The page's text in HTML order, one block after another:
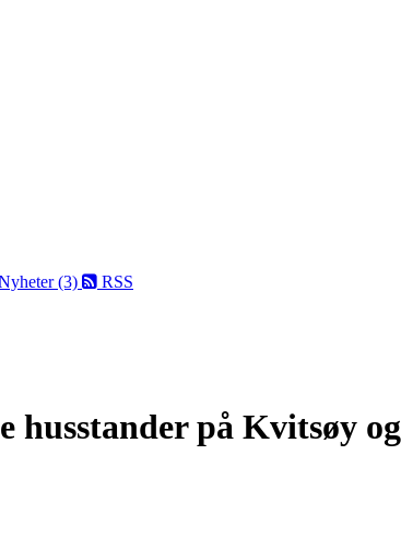
(3) RSS
på Kvitsøy og